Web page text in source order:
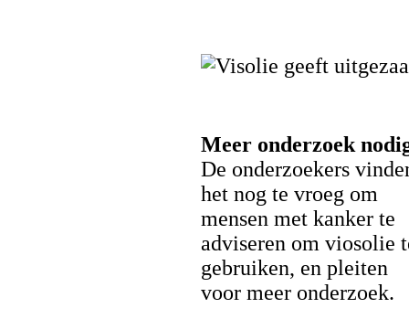
Meer onderzoek
De onderzoekers
het nog te vroeg om
mensen met kanker te
adviseren om viosolie
gebruiken, en pleiten
voor meer onderzoek.